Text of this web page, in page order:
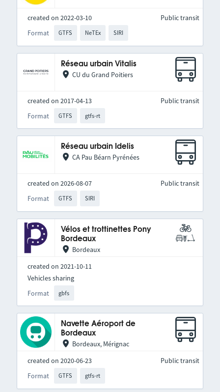
created on 2022-03-10
Format
GTFS NeTEx SIRI
Public transit
Réseau urbain Vitalis
CU du Grand Poitiers
created on 2017-04-13
Format
GTFS gtfs-rt
Public transit
Réseau urbain Idelis
CA Pau Béarn Pyrénées
created on 2026-08-07
Format
GTFS SIRI
Public transit
Vélos et trottinettes Pony
Bordeaux
Bordeaux
created on 2021-10-11
Format gbfs
Vehicles sharing
Navette Aéroport de
Bordeaux
Bordeaux, Mérignac
created on 2020-06-23
Format
GTFS gtfs-rt
Public transit